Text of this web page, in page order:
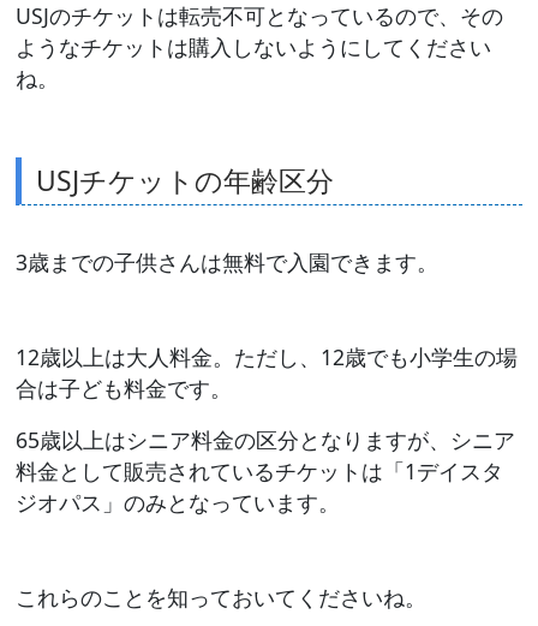
USJのチケットは転売不可となっているので、その
ようなチケットは購入しないようにしてください
ね。
USJチケットの年齢区分
3歳までの子供さんは無料で入園できます。
12歳以上は大人料金。ただし、12歳でも小学生の場
合は子ども料金です。
65歳以上はシニア料金の区分となりますが、シニア
料金として販売されているチケットは「1デイスタ
ジオパス」のみとなっています。
これらのことを知っておいてくださいね。